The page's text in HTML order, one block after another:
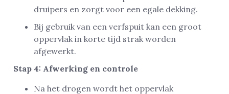
druipers en zorgt voor een egale dekking.
Bij gebruik van een verfspuit kan een groot
oppervlak in korte tijd strak worden
afgewerkt.
Stap 4: Afwerking en controle
Na het drogen wordt het oppervlak